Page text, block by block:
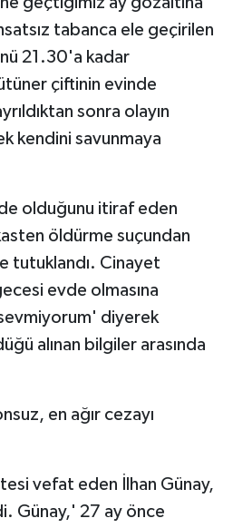
tabanca ele geçirilen
21.30'a kadar
çiftinin evinde
sonra olayın
kendini savunmaya
olduğunu itiraf eden
öldürme suçundan
tutuklandı. Cinayet
evde olmasına
diyerek
alınan bilgiler arasında
en ağır cezayı
vefat eden İlhan Günay,
Günay,' 27 ay önce